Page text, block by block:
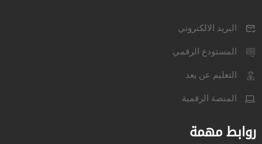
البريد الالكتروني
المستودع الرقمي
التعليم عن بعد
المنصة الرقمية
روابط مهمة